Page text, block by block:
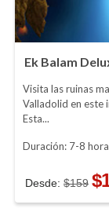
Ek Balam
Visita las ruinas
Valladolid en este
Esta...
Duración: 7-8
Desde: $159